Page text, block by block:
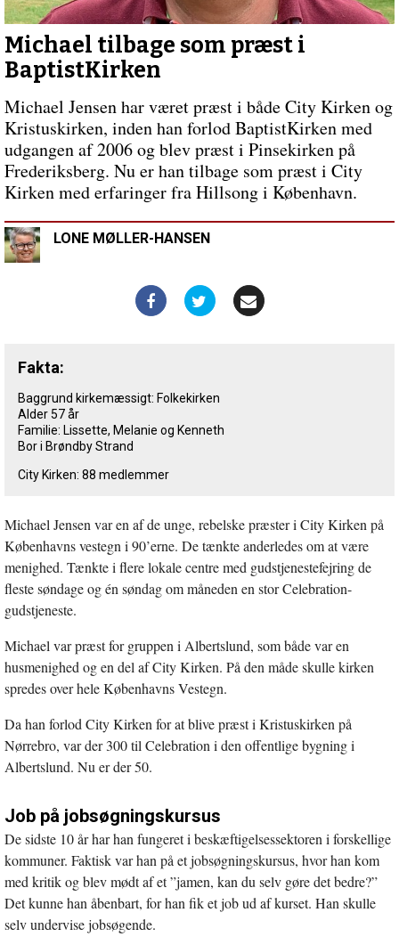
effekten
Michael tilbage som præst i
BaptistKirken
Michael Jensen har været præst i både City Kirken og
Kristuskirken, inden han forlod BaptistKirken med
udgangen af 2006 og blev præst i Pinsekirken på
Frederiksberg. Nu er han tilbage som præst i City
Kirken med erfaringer fra Hillsong i København.
LONE MØLLER-HANSEN
Fakta:
Baggrund kirkemæssigt: Folkekirken
Alder 57 år
Familie: Lissette, Melanie og Kenneth
Bor i Brøndby Strand
City Kirken: 88 medlemmer
Michael Jensen var en af de unge, rebelske præster i City Kirken på
Københavns vestegn i 90’erne. De tænkte anderledes om at være
menighed. Tænkte i flere lokale centre med gudstjenestefejring de
fleste søndage og én søndag om måneden en stor Celebration-
gudstjeneste.
Michael var præst for gruppen i Albertslund, som både var en
husmenighed og en del af City Kirken. På den måde skulle kirken
spredes over hele Københavns Vestegn.
Da han forlod City Kirken for at blive præst i Kristuskirken på
Nørrebro, var der 300 til Celebration i den offentlige bygning i
Albertslund. Nu er der 50.
Job på jobsøgningskursus
De sidste 10 år har han fungeret i beskæftigelsessektoren i forskellige
kommuner. Faktisk var han på et jobsøgningskursus, hvor han kom
med kritik og blev mødt af et ”jamen, kan du selv gøre det bedre?”
Det kunne han åbenbart, for han fik et job ud af kurset. Han skulle
selv undervise jobsøgende.